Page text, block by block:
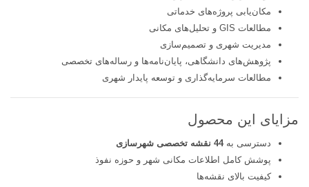
مکان‌یابی پروژه‌های خدماتی
مطالعات GIS و تحلیل‌های مکانی
مدیریت شهری و تصمیم‌سازی
پژوهش‌های دانشگاهی، پایان‌نامه‌ها و رساله‌های تخصصی
مطالعات سرمایه‌گذاری و توسعه پایدار شهری
مزایای این محصول
دسترسی به44 نقشه تخصصی شهرسازی
پوشش کامل اطلاعات مکانی شهر و حوزه نفوذ
کیفیت بالای نقشه‌ها